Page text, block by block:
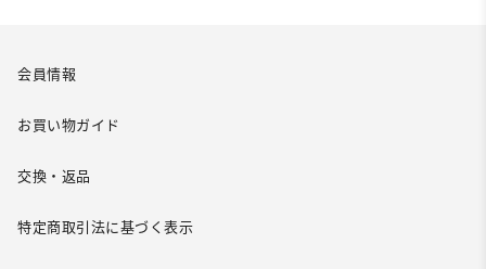
会員情報
お買い物ガイド
交換・返品
特定商取引法に基づく表示